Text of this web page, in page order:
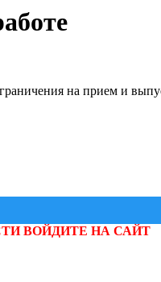
на прием и
ВОЙДИТЕ НА САЙТ